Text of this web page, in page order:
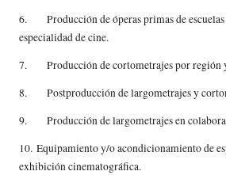
6. Producción de óperas primas de escuelas
especialidad de cine.
7. Producción de cortometrajes por región
8. Postproducción de largometrajes y
9. Producción de largometrajes en
10. Equipamiento y/o acondicionamiento de
exhibición cinematográfica.